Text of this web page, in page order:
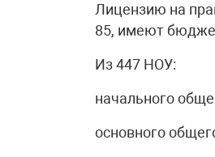
Лицензию на
85, имеют
Из 447 НОУ:
начального
основного